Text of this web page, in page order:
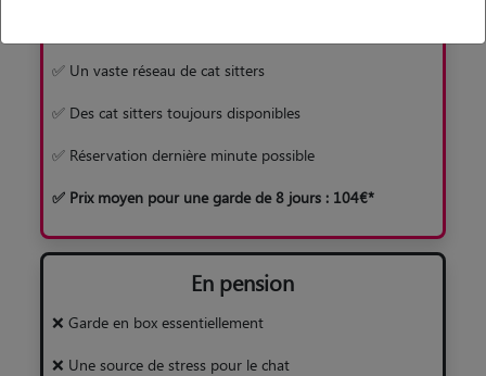
✅ Un vaste réseau de cat sitters
✅ Des cat sitters toujours disponibles
✅ Réservation dernière minute possible
✅ Prix moyen pour une garde de 8 jours : 104€*
En pension
❌ Garde en box essentiellement
❌ Une source de stress pour le chat